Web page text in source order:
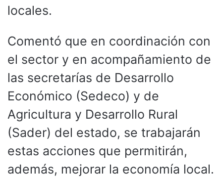
locales.
Comentó que en coordinación con
el sector y en acompañamiento de
las secretarías de Desarrollo
Económico (Sedeco) y de
Agricultura y Desarrollo Rural
(Sader) del estado, se trabajarán
estas acciones que permitirán,
además, mejorar la economía local.